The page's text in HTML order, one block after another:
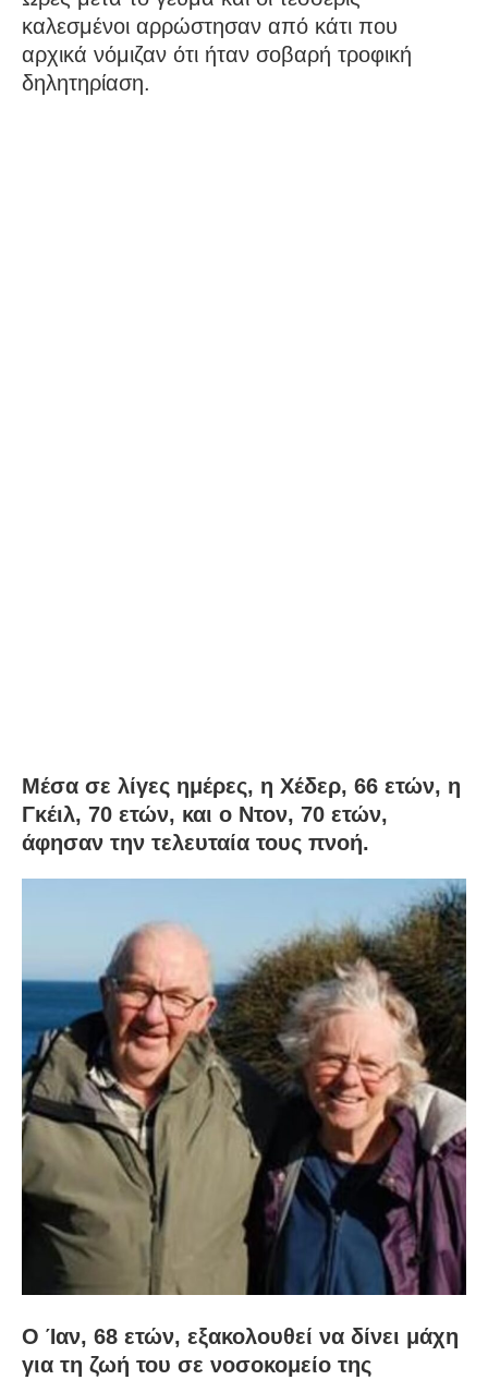
καλεσμένοι αρρώστησαν από κάτι που
αρχικά νόμιζαν ότι ήταν σοβαρή τροφική
δηλητηρίαση.
Μέσα σε λίγες ημέρες, η Χέδερ, 66 ετών, η
Γκέιλ, 70 ετών, και ο Ντον, 70 ετών,
άφησαν την τελευταία τους πνοή.
Ο Ίαν, 68 ετών, εξακολουθεί να δίνει μάχη
για τη ζωή του σε νοσοκομείο της